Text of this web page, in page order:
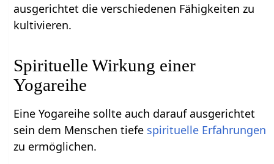
ausgerichtet die verschiedenen Fähigkeiten zu
kultivieren.
Spirituelle Wirkung einer
Yogareihe
Eine Yogareihe sollte auch darauf ausgerichtet
sein dem Menschen tiefe spirituelle Erfahrungen
zu ermöglichen.